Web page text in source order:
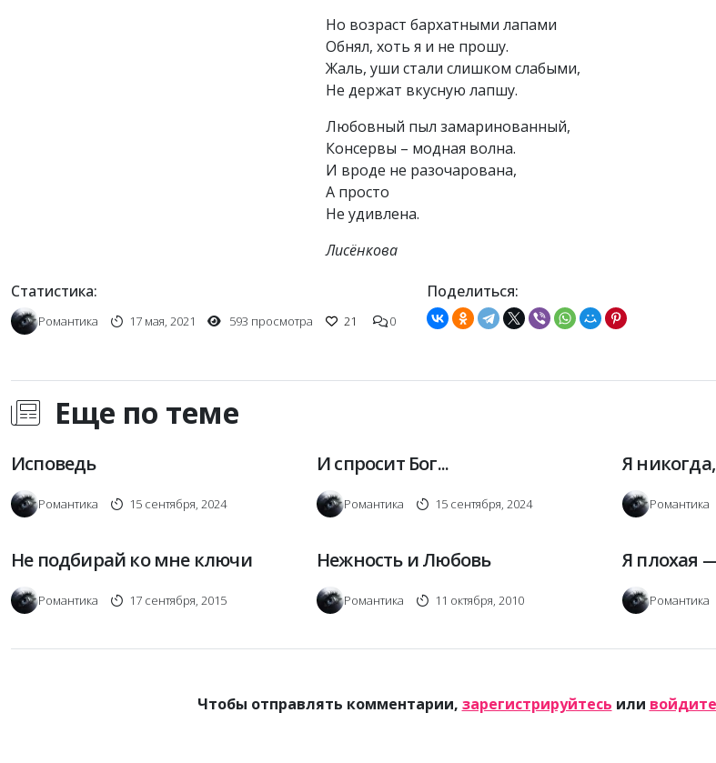
Но возраст бархатными лапами
Обнял, хоть я и не прошу.
Жаль, уши стали слишком слабыми,
Не держат вкусную лапшу.
Любовный пыл замаринованный,
Консервы – модная волна.
И вроде не разочарована,
А просто
Не удивлена.
Лисёнкова
Статистика:
Романтика 17 мая, 2021 593 просмотра 21 0
Поделиться:
Еще по теме
Исповедь
Романтика 15 сентября, 2024
И спросит Бог...
Романтика 15 сентября, 2024
Я
Романтика
Не подбирай ко мне ключи
Романтика 17 сентября, 2015
Нежность и Любовь
Романтика 11 октября, 2010
Я плохая
Романтика
Чтобы отправлять комментарии, зарегистрируйтесь или войдите